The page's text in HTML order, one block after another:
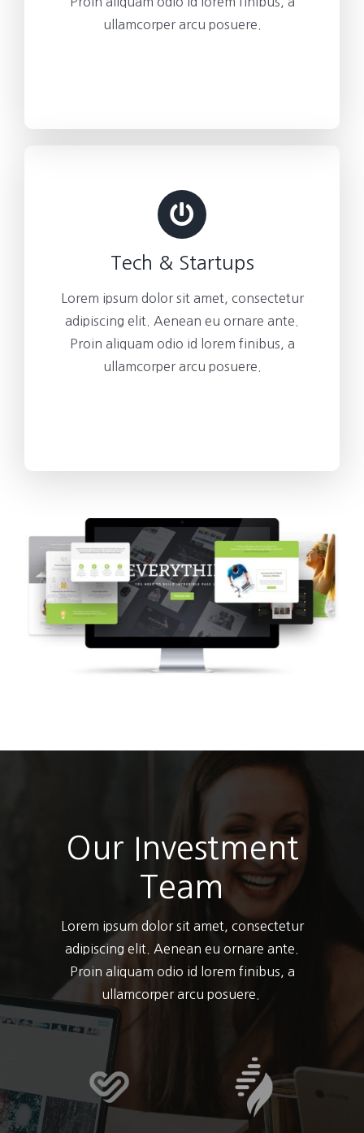
ullamcorper arcu posuere.
Tech & Startups
Lorem ipsum dolor sit amet, consectetur
adipiscing elit. Aenean eu ornare ante.
Proin aliquam odio id lorem finibus, a
ullamcorper arcu posuere.
Our Investment
Team
Lorem ipsum dolor sit amet, consectetur
adipiscing elit. Aenean eu ornare ante.
Proin aliquam odio id lorem finibus, a
ullamcorper arcu posuere.